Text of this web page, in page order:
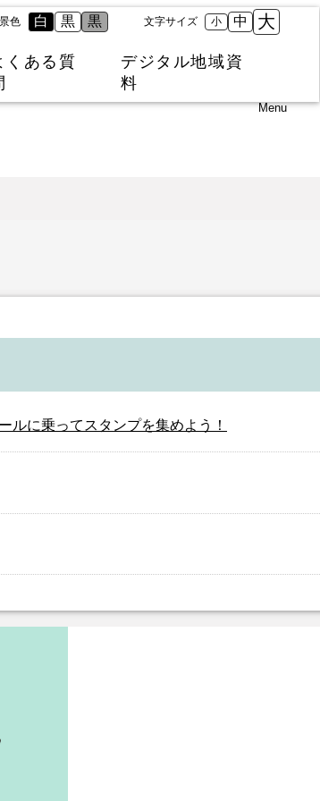
色 白 黒 黒 文字サイズ 小 中 大
くある質
デジタル地域資
料
Menu
ルに乗ってスタンプを集めよう！